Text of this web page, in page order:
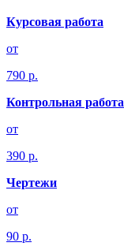
Курсовая работа
от
790 р.
Контрольная работа
от
390 р.
Чертежи
от
90 р.